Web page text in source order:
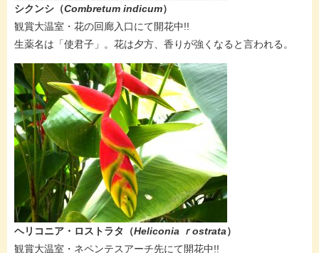
シクンシ（Combretum indicum）
​​観賞大温室・花の回廊入口にて開花中!!
​生薬名は「使君子」。花は夕方、香りが強くなると言われる。
ヘリコニア・ロストラタ​（Heliconia ｒostrata）
​​観賞大温室・ネペンテスアーチ先にて開花中!!​​